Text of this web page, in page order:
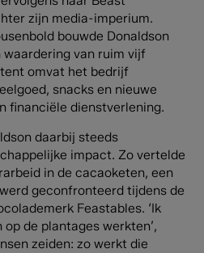
zijn media-imperium.
bouwde Donaldson
van ruim vijf
omvat het bedrijf
snacks en nieuwe
financiële dienstverlening.
daarbij steeds
impact. Zo vertelde
in de cacaoketen, een
geconfronteerd tijdens de
Feastables. ‘Ik
de plantages werkten’,
zeiden: zo werkt die